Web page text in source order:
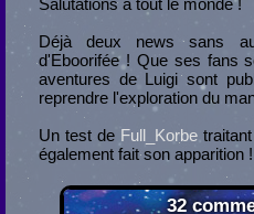
Salutations à tout le monde !
Déjà deux news sans
d'Eboorifée ! Que ses fans
aventures de Luigi sont
reprendre l'exploration du
Un test de Full_Korbe
également fait son apparition
32